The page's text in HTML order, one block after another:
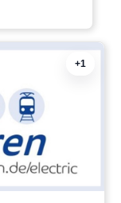
+1